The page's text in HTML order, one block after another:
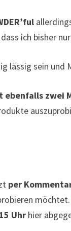
ich bisher
lässig sein und
ebenfalls zwei
per
möchtet.
Uhr hier